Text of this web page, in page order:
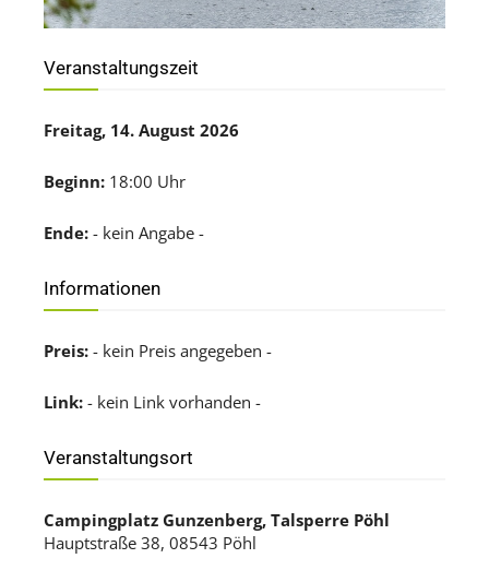
Veranstaltungszeit
Freitag, 14. August 2026
Beginn: 18:00 Uhr
Ende: - kein Angabe -
Informationen
Preis: - kein Preis angegeben -
Link: - kein Link vorhanden -
Veranstaltungsort
Campingplatz Gunzenberg, Talsperre Pöhl
Hauptstraße 38, 08543 Pöhl